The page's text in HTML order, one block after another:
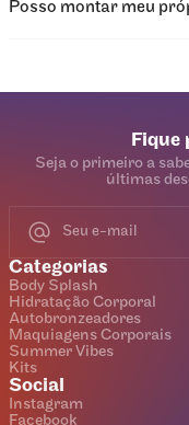
Posso montar meu
Fique
Seja o primeiro a
últimas
Categorias
Body Splash
Hidratação Corporal
Autobronzeadores
Maquiagens Corporais
Summer Vibes
Kits
Social
Instagram
Facebook